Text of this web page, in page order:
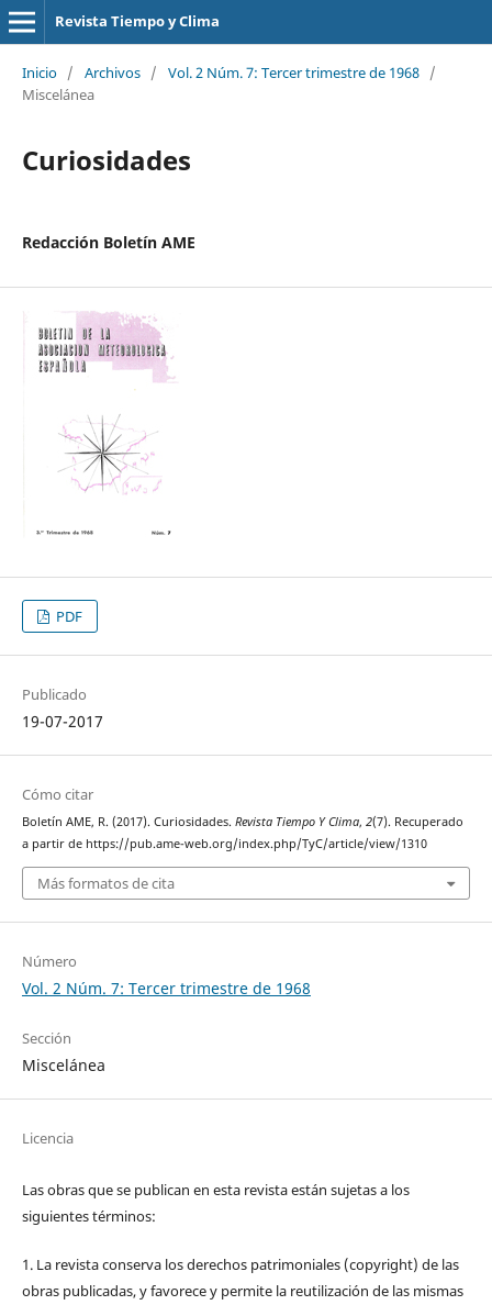
Revista Tiempo y Clima
Inicio / Archivos / Vol. 2 Núm. 7: Tercer trimestre de 1968 /
Miscelánea
Curiosidades
Redacción Boletín AME
PDF
Publicado
19-07-2017
Cómo citar
Boletín AME, R. (2017). Curiosidades. Revista Tiempo Y Clima, 2(7). Recuperado
a partir de https://pub.ame-web.org/index.php/TyC/article/view/1310
Más formatos de cita
Número
Vol. 2 Núm. 7: Tercer trimestre de 1968
Sección
Miscelánea
Licencia
Las obras que se publican en esta revista están sujetas a los
siguientes términos:
1. La revista conserva los derechos patrimoniales (copyright) de las
obras publicadas, y favorece y permite la reutilización de las mismas